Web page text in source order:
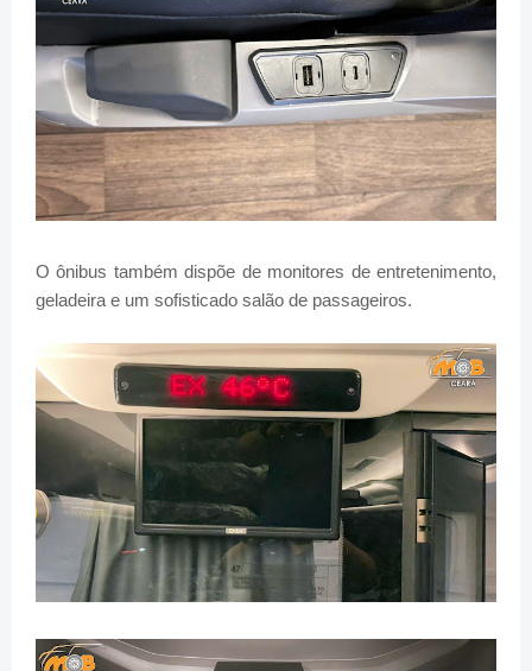
O ônibus também dispõe de monitores de entretenimento,
geladeira e um sofisticado salão de passageiros.